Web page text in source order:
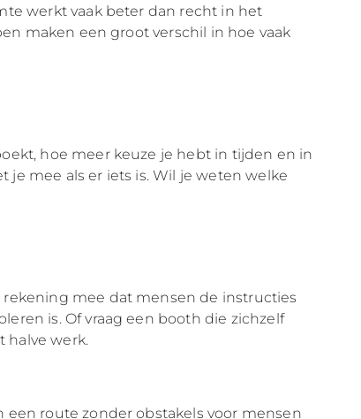
werkt vaak beter dan recht in het
maken een groot verschil in hoe vaak
hoe meer keuze je hebt in tijden en in
mee als er iets is. Wil je weten welke
mee dat mensen de instructies
is. Of vraag een booth die zichzelf
halve werk.
een route zonder obstakels voor mensen